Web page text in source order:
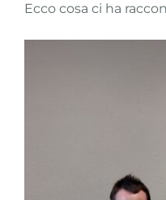
Ecco cosa ci ha